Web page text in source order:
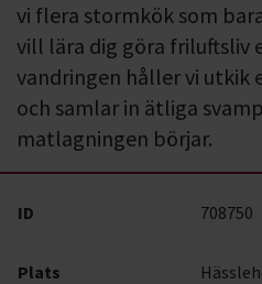
vi flera stormkök som
vill lära dig göra friluftsliv
vandringen håller vi utkik
och samlar in ätliga
matlagningen börjar.
ID 708750
Plats